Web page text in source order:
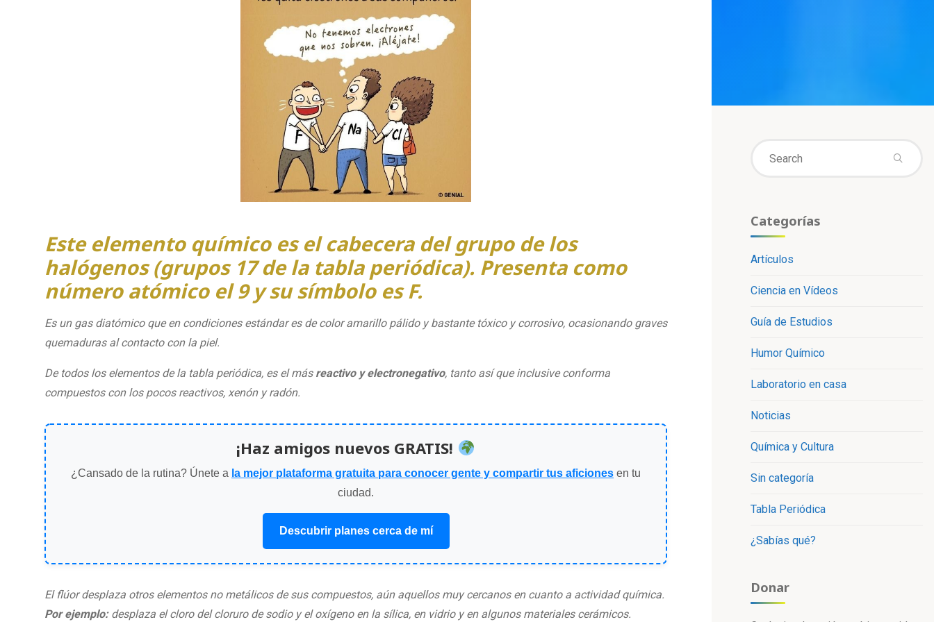
Este elemento químico es el cabecera del grupo de los
halógenos (grupos 17 de la tabla periódica). Presenta como
número atómico el 9 y su símbolo es F.
Es un gas diatómico que en condiciones estándar es de color amarillo pálido y bastante tóxico y corrosivo, ocasionando graves
quemaduras al contacto con la piel.
De todos los elementos de la tabla periódica, es el másreactivo y electronegativo, tanto así que inclusive conforma
compuestos con los pocos reactivos, xenón y radón.
¡Haz amigos nuevos GRATIS!
¿Cansado de la rutina? Únete a la mejor plataforma gratuita para conocer gente y compartir tus aficiones en tu
ciudad.
Descubrir planes cerca de mí
El flúor desplaza otros elementos no metálicos de sus compuestos, aún aquellos muy cercanos en cuanto a actividad química.
Por ejemplo:desplaza el cloro del cloruro de sodio y el oxígeno en la sílica, en vidrio y en algunos materiales cerámicos.
Categorías
Artículos
Ciencia en Vídeos
Guía de Estudios
Humor Químico
Laboratorio en casa
Noticias
Química y Cultura
Sin categoría
Tabla Periódica
¿Sabías qué?
Donar